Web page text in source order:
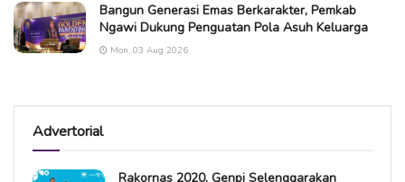
Bangun Generasi Emas Berkarakter, Pemkab
Ngawi Dukung Penguatan Pola Asuh Keluarga
Mon, 03 Aug 2026
Advertorial
Rakornas 2020, Genpi Selenggarakan